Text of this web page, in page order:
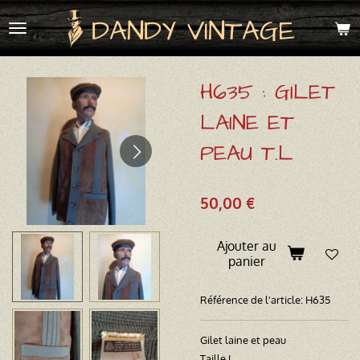
Passer
au
contenu
DANDY VINTAGE
H635 : GILET
LAINE ET
PEAU T.L
50,00 €
Ajouter au
panier
Référence de l'article: H635
Gilet laine et peau